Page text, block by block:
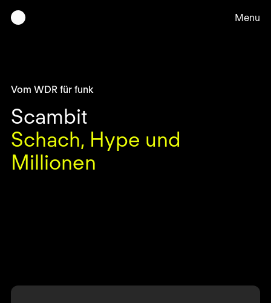
Menu
Vom WDR für funk
Scambit
Schach, Hype und
Millionen